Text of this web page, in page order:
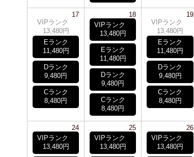
17
VIPランク
13,480円
Eランク
11,480円
Dランク
9,480円
Cランク
8,480円
18
VIPランク
13,480円
Eランク
11,480円
Dランク
9,480円
Cランク
8,480円
19
VIPランク
13,480円
Eランク
11,480円
Dランク
9,480円
Cランク
8,480円
24
VIPランク
13,480円
25
VIPランク
13,480円
26
VIPランク
13,480円